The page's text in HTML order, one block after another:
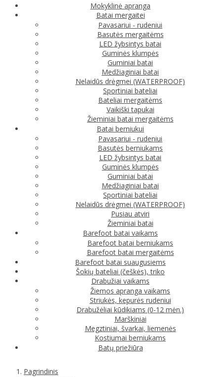
Mokyklinė apranga
Batai mergaitei
Pavasariui - rudeniui
Basutės mergaitėms
LED žybsintys batai
Guminės klumpės
Guminiai batai
Medžiaginiai batai
Nelaidūs drėgmei (WATERPROOF)
Sportiniai bateliai
Bateliai mergaitėms
Vaikiški tapukai
Žieminiai batai mergaitėms
Batai berniukui
Pavasariui - rudeniui
Basutės berniukams
LED žybsintys batai
Guminės klumpės
Guminiai batai
Medžiaginiai batai
Sportiniai bateliai
Nelaidūs drėgmei (WATERPROOF)
Pusiau atviri
Žieminiai batai
Barefoot batai vaikams
Barefoot batai berniukams
Barefoot batai mergaitėms
Barefoot batai suaugusiems
Šokių bateliai (češkės), triko
Drabužiai vaikams
Žiemos apranga vaikams
Striukės, kepurės rudeniui
Drabužėliai kūdikiams (0-12 mėn.)
Marškiniai
Megztiniai, švarkai, liemenės
Kostiumai berniukams
Batų priežiūra
Pagrindinis